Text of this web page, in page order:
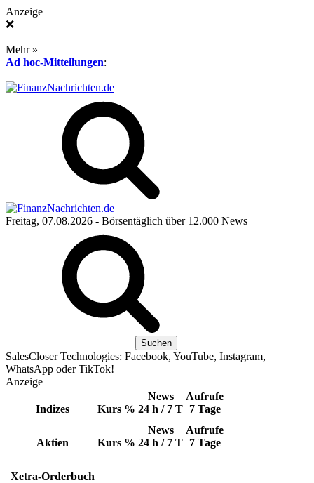
Anzeige
❌
Mehr »
Ad hoc-Mitteilungen:
Freitag, 07.08.2026 - Börsentäglich über 12.000 News
SalesCloser Technologies: Facebook, YouTube, Instagram,
WhatsApp oder TikTok!
Anzeige
Indizes Kurs %
News
24 h / 7 T
Aufrufe
7 Tage
Aktien Kurs %
News
24 h / 7 T
Aufrufe
7 Tage
Xetra-Orderbuch